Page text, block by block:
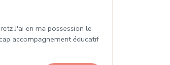
J'ai en ma possession le
accompagnement éducatif